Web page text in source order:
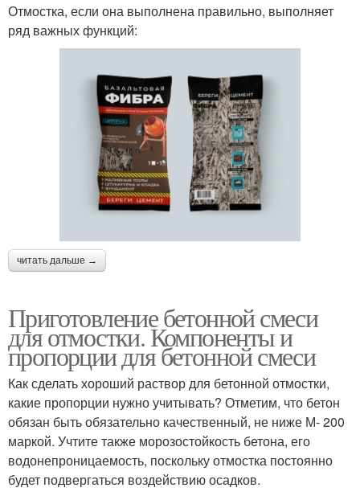
Отмостка, если она выполнена правильно, выполняет
ряд важных функций:
читать дальше →
Приготовление бетонной смеси
для отмостки. Компоненты и
пропорции для бетонной смеси
Как сделать хороший раствор для бетонной отмостки,
какие пропорции нужно учитывать? Отметим, что бетон
обязан быть обязательно качественный, не ниже М- 200
маркой. Учтите также морозостойкость бетона, его
водонепроницаемость, поскольку отмостка постоянно
будет подвергаться воздействию осадков.